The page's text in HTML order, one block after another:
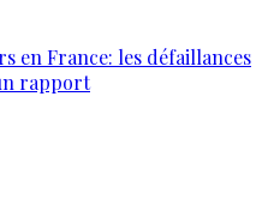
en France: les défaillances
rapport